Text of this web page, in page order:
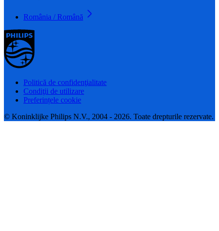
România / Română
Politică de confidenţialitate
Condiţii de utilizare
Preferințele cookie
© Koninklijke Philips N.V., 2004 - 2026. Toate drepturile rezervate.